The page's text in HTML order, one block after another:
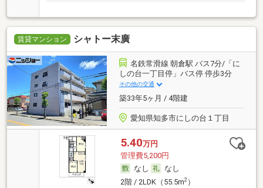
賃貸マンション シャトー末廣
名鉄常滑線 朝倉駅 バス7分/「に
しの台一丁目停」バス停 停歩3分
その他の交通
築33年5ヶ月 / 4階建
愛知県知多市にしの台１丁目
5.40万円
管理費5,200円
なし
なし
2階 / 2LDK（55.5m2）